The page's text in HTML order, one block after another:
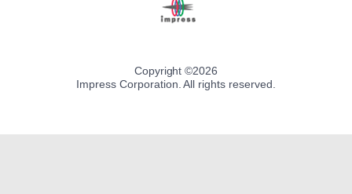
Copyright ©2026
Impress Corporation. All rights reserved.